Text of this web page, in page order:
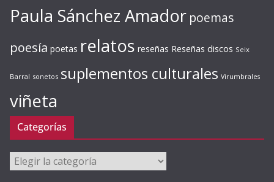
Paula Sánchez Amador poemas
poesía poetas relatos reseñas Reseñas discos Seix
Barral sonetos suplementos culturales Virumbrales
viñeta
Categorías
Categorías